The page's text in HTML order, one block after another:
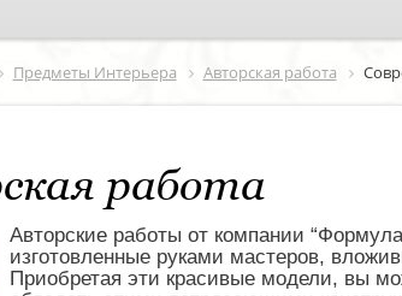
Предметы Интерьера Авторская работа
работа
Авторские работы от компании
изготовленные руками мастеров,
Приобретая эти красивые модели, вы